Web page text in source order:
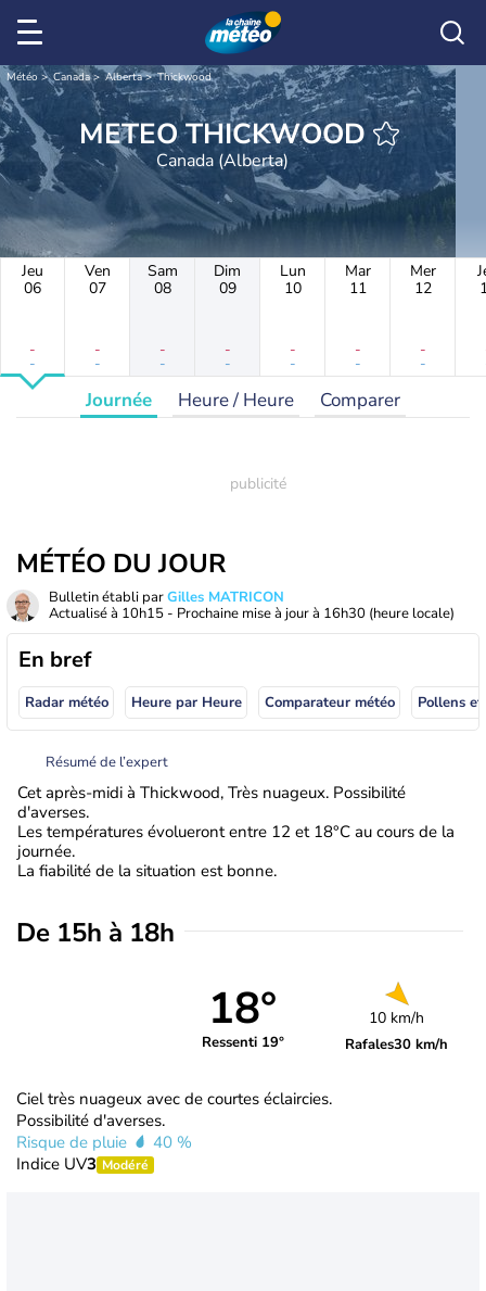
Météo Canada Alberta Thickwood
METEO THICKWOOD
Canada (Alberta)
Jeu
06
-
-
Ven
07
-
-
Sam
08
-
-
Dim
09
-
-
Lun
10
-
-
Mar
11
-
-
Mer
12
-
-
Journée Heure / Heure Comparer
MÉTÉO DU JOUR
Bulletin établi parGilles MATRICON
Actualisé à 10h15 - Prochaine mise à jour à 16h30 (heure locale)
En bref
Radar météo Heure par Heure Comparateur météo Pollens
Résumé de l’expert
Cet après-midi à Thickwood, Très nuageux. Possibilité
d'averses.
Les températures évolueront entre 12 et 18°C au cours de la
journée.
La fiabilité de la situation est bonne.
De 15h à 18h
18°
Ressenti 19°
10 km/h
Rafales30 km/h
Ciel très nuageux avec de courtes éclaircies.
Possibilité d'averses.
Risque de pluie
40 %
Indice UV3 Modéré